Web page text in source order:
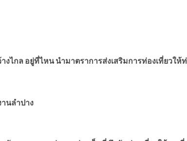
งไกล อยู่ที่ไหน นำมาตราการส่งเสริมการท่องเที่ยวให้
นลำปาง